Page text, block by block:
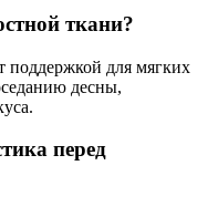
ткани?
поддержкой для мягких
десны,
перед